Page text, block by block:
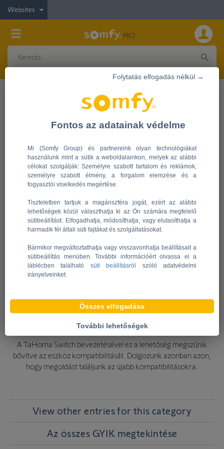
Websites
csatlakozást, hogy kompatibilis legyen az
Enocean, Zwave, stb. megoldásokkal?
(63) 2021-07-13 12:44:00.0
A TaHoma Switch bevezetésével ez a lehetőség megszűnik
bővítve az eszköz kompatibilitását. Dolgozunk azonban azon,
hogy megoldást találjunk az újabb kompatibilitásokra.
Az összes GYIK megtekintése
View other entries for this category
Fontos az adatainak védelme
Mi (Somfy Group) és partnereink olyan technológiákat
használunk mint a sütik a weboldalainkon, melyek az alábbi
célokat szolgálják: Személyre szabott tartalom és reklámok,
személyre szabott élmény, a forgalom elemzése és a
fogyasztói viselkedés megértése.
Tiszteletben tartjuk a magánszféra jogát, ezért az alábbi
lehetőségek közül választhatja ki az Ön számára megfelelő
sütibeállítást. Elfogadhatja, módosíthatja, vagy elutasíthatja a
harmadik fél általi süti fajtákat és szolgáltatásokat.
Bármikor megváltoztathatja vagy visszavonhatja beállításait a
sütibeállítás menüben. További információért olvassa el a
láblécben található süti beállításról szóló adatvédelmi
irányelveinket.
Folytatás elfogadás nélkül →
Összes elfogadása
További lehetőségek